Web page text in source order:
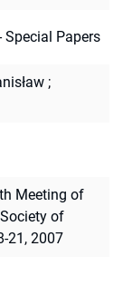
Papers
;
Meeting of
of
21, 2007